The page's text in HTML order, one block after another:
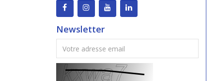
Newsletter